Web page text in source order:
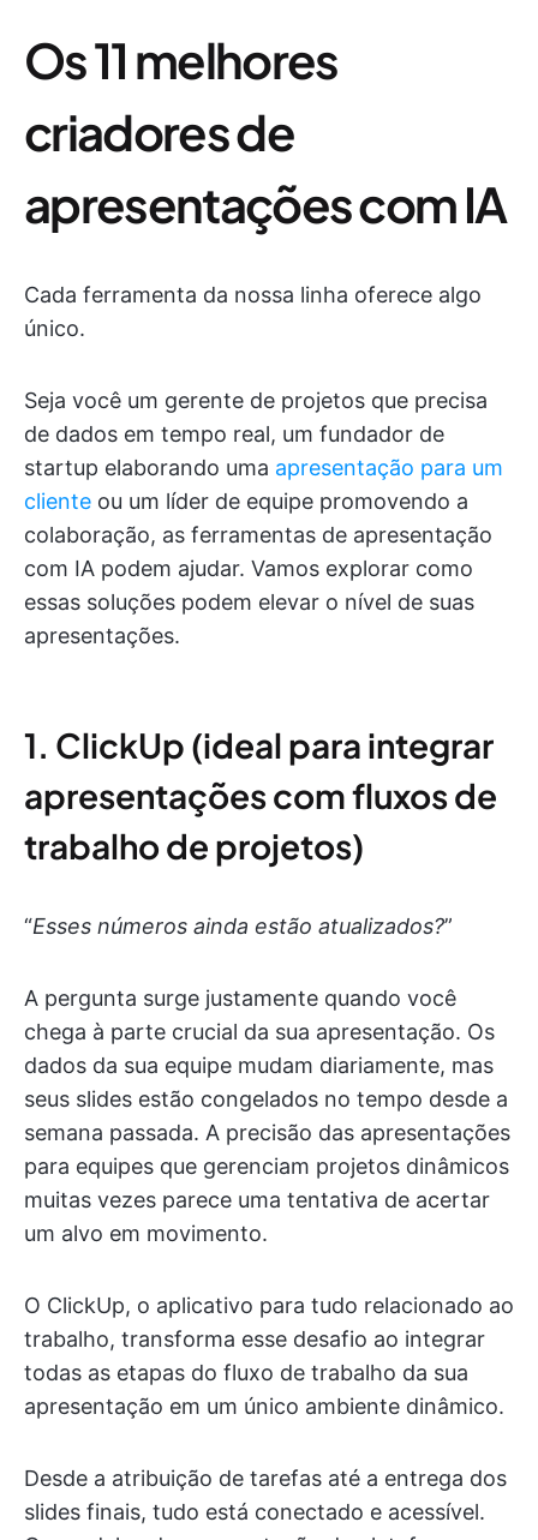
Os 11 melhores
criadores de
apresentações com IA
Cada ferramenta da nossa linha oferece algo
único.
Seja você um gerente de projetos que precisa
de dados em tempo real, um fundador de
startup elaborando uma apresentação para um
cliente ou um líder de equipe promovendo a
colaboração, as ferramentas de apresentação
com IA podem ajudar. Vamos explorar como
essas soluções podem elevar o nível de suas
apresentações.
1. ClickUp (ideal para integrar
apresentações com fluxos de
trabalho de projetos)
“Esses números ainda estão atualizados?”
A pergunta surge justamente quando você
chega à parte crucial da sua apresentação. Os
dados da sua equipe mudam diariamente, mas
seus slides estão congelados no tempo desde a
semana passada. A precisão das apresentações
para equipes que gerenciam projetos dinâmicos
muitas vezes parece uma tentativa de acertar
um alvo em movimento.
O ClickUp, o aplicativo para tudo relacionado ao
trabalho, transforma esse desafio ao integrar
todas as etapas do fluxo de trabalho da sua
apresentação em um único ambiente dinâmico.
Desde a atribuição de tarefas até a entrega dos
slides finais, tudo está conectado e acessível.